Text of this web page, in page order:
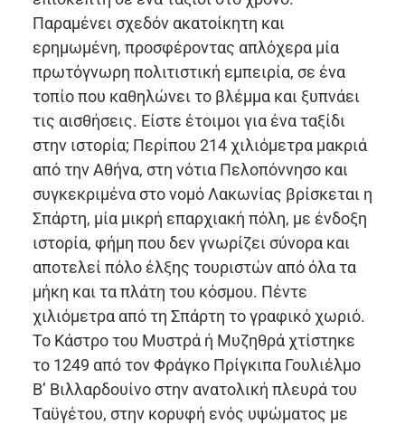
Παραμένει σχεδόν ακατοίκητη και
ερημωμένη, προσφέροντας απλόχερα μία
πρωτόγνωρη πολιτιστική εμπειρία, σε ένα
τοπίο που καθηλώνει το βλέμμα και ξυπνάει
τις αισθήσεις. Είστε έτοιμοι για ένα ταξίδι
στην ιστορία; Περίπου 214 χιλιόμετρα μακριά
από την Αθήνα, στη νότια Πελοπόννησο και
συγκεκριμένα στο νομό Λακωνίας βρίσκεται η
Σπάρτη, μία μικρή επαρχιακή πόλη, με ένδοξη
ιστορία, φήμη που δεν γνωρίζει σύνορα και
αποτελεί πόλο έλξης τουριστών από όλα τα
μήκη και τα πλάτη του κόσμου. Πέντε
χιλιόμετρα από τη Σπάρτη το γραφικό χωριό.
Το Κάστρο του Μυστρά ή Μυζηθρά χτίστηκε
το 1249 από τον Φράγκο Πρίγκιπα Γουλιέλμο
Β’ Βιλλαρδουίνο στην ανατολική πλευρά του
Ταϋγέτου, στην κορυφή ενός υψώματος με